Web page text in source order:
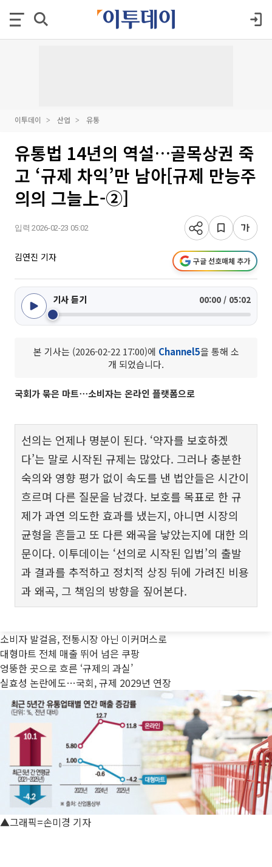
이투데이 산업 유통
유통법 14년의 역설…골목상권 죽
고 ‘규제 차익’만 남아[규제 만능주
의의 그늘上-②]
입력 2026-02-23 05:02
김연진 기자 구글 선호매체 추가
기사 듣기 00:00 / 05:02
본 기사는 (2026-02-22 17:00)에 Channel5을 통해 소
개 되었습니다.
국회가 묶은 마트⋯소비자는 온라인 플랫폼으로
선의는 언제나 명분이 된다. ‘약자를 보호하겠
다’는 말로 시작된 규제는 많았다. 그러나 충분한
숙의와 영향 평가 없이 속도를 낸 법안들은 시간이
흐르며 다른 질문을 남겼다. 보호를 목표로 한 규
제가 과연 의도한 효과를 냈는지, 아니면 시장의
균형을 흔들고 또 다른 왜곡을 낳았는지에 대한 의
문이다. 이투데이는 ‘선의로 시작된 입법’의 출발
과 결과를 추적하고 정치적 상징 뒤에 가려진 비용
과 왜곡, 그 책임의 방향을 짚어본다.
소비자 발걸음, 전통시장 아닌 이커머스로
대형마트 전체 매출 뛰어 넘은 쿠팡
엉뚱한 곳으로 흐른 ‘규제의 과실’
실효성 논란에도…국회, 규제 2029년 연장
▲그래픽=손미경 기자